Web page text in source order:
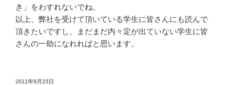
き」をわすれないでね。
以上、弊社を受けて頂いている学生に皆さんにも読んで
頂きたいですし、まだまだ内々定が出ていない学生に皆
さんの一助になれればと思います。
投
2011年9月23日